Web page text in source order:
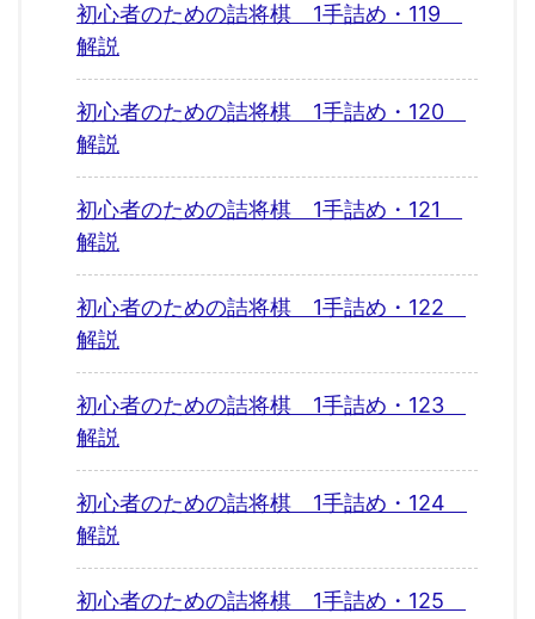
初心者のための詰将棋 1手詰め・119
解説
初心者のための詰将棋 1手詰め・120
解説
初心者のための詰将棋 1手詰め・121
解説
初心者のための詰将棋 1手詰め・122
解説
初心者のための詰将棋 1手詰め・123
解説
初心者のための詰将棋 1手詰め・124
解説
初心者のための詰将棋 1手詰め・125